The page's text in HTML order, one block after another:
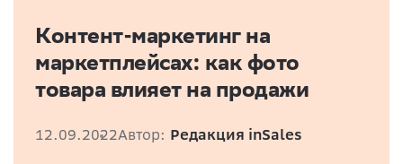
Контент-маркетинг на
маркетплейсах: как фото
товара влияет на продажи
12.09.2022Автор: Редакция inSales